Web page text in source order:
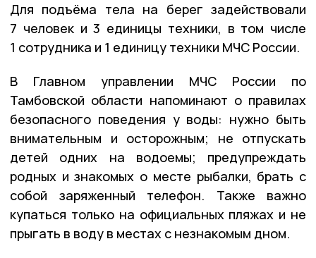
Для подъёма тела на берег задействовали
7 человек и 3 единицы техники, в том числе
1 сотрудника и 1 единицу техники МЧС России.
В Главном управлении МЧС России по
Тамбовской области напоминают о правилах
безопасного поведения у воды: нужно быть
внимательным и осторожным; не отпускать
детей одних на водоемы; предупреждать
родных и знакомых о месте рыбалки, брать с
собой заряженный телефон. Также важно
купаться только на официальных пляжах и не
прыгать в воду в местах с незнакомым дном.